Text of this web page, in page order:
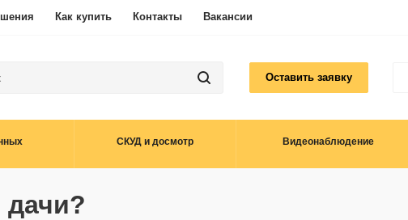
Как купить Контакты Вакансии
Оставить заявку
СКУД и досмотр Видеонаблюдение
дачи?